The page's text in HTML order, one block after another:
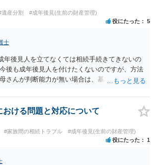
うことだと１９年前の話です。 その当時、成
いたのかわかりませんが 成年後見人が選任さ
分割協議は有効の可能性があります。 無効で
滅時効にかかっている 可能性があります。
説明して面談で相談した方がよいと思いま
遺産分割 #成年後見(生前の財産管理)
役にたった 5
士
年後見人を立てなくては相続手続きてきないの
後も成年後見人を付けたくないのですが、方法
んが判断能力が無い場合は、基本的に成年後
代理人をつけるという方法も考えられますが、
その後の取得した遺産の管理もありますので
割調停を申し立て、お母さんに特別代理人をつ
決できなさそうなので 後見人をつけるよう求め
護士に面談で相談された方がよいと思いま
おける問題と対応について
#家族間の相続トラブル #成年後見(生前の財産管理)
役にたった 1